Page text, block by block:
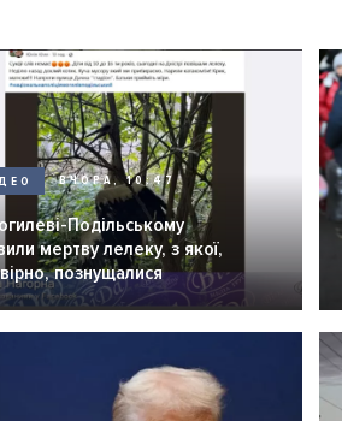
ВЧОРА, 10:47
Подільському
мертву лелеку, з якої,
познущалися